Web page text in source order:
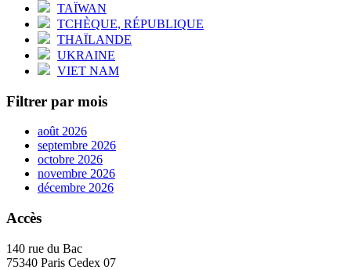
TAÏWAN
TCHÈQUE, RÉPUBLIQUE
THAÏLANDE
UKRAINE
VIET NAM
Filtrer par mois
août 2026
septembre 2026
octobre 2026
novembre 2026
décembre 2026
Accès
140 rue du Bac
75340 Paris Cedex 07